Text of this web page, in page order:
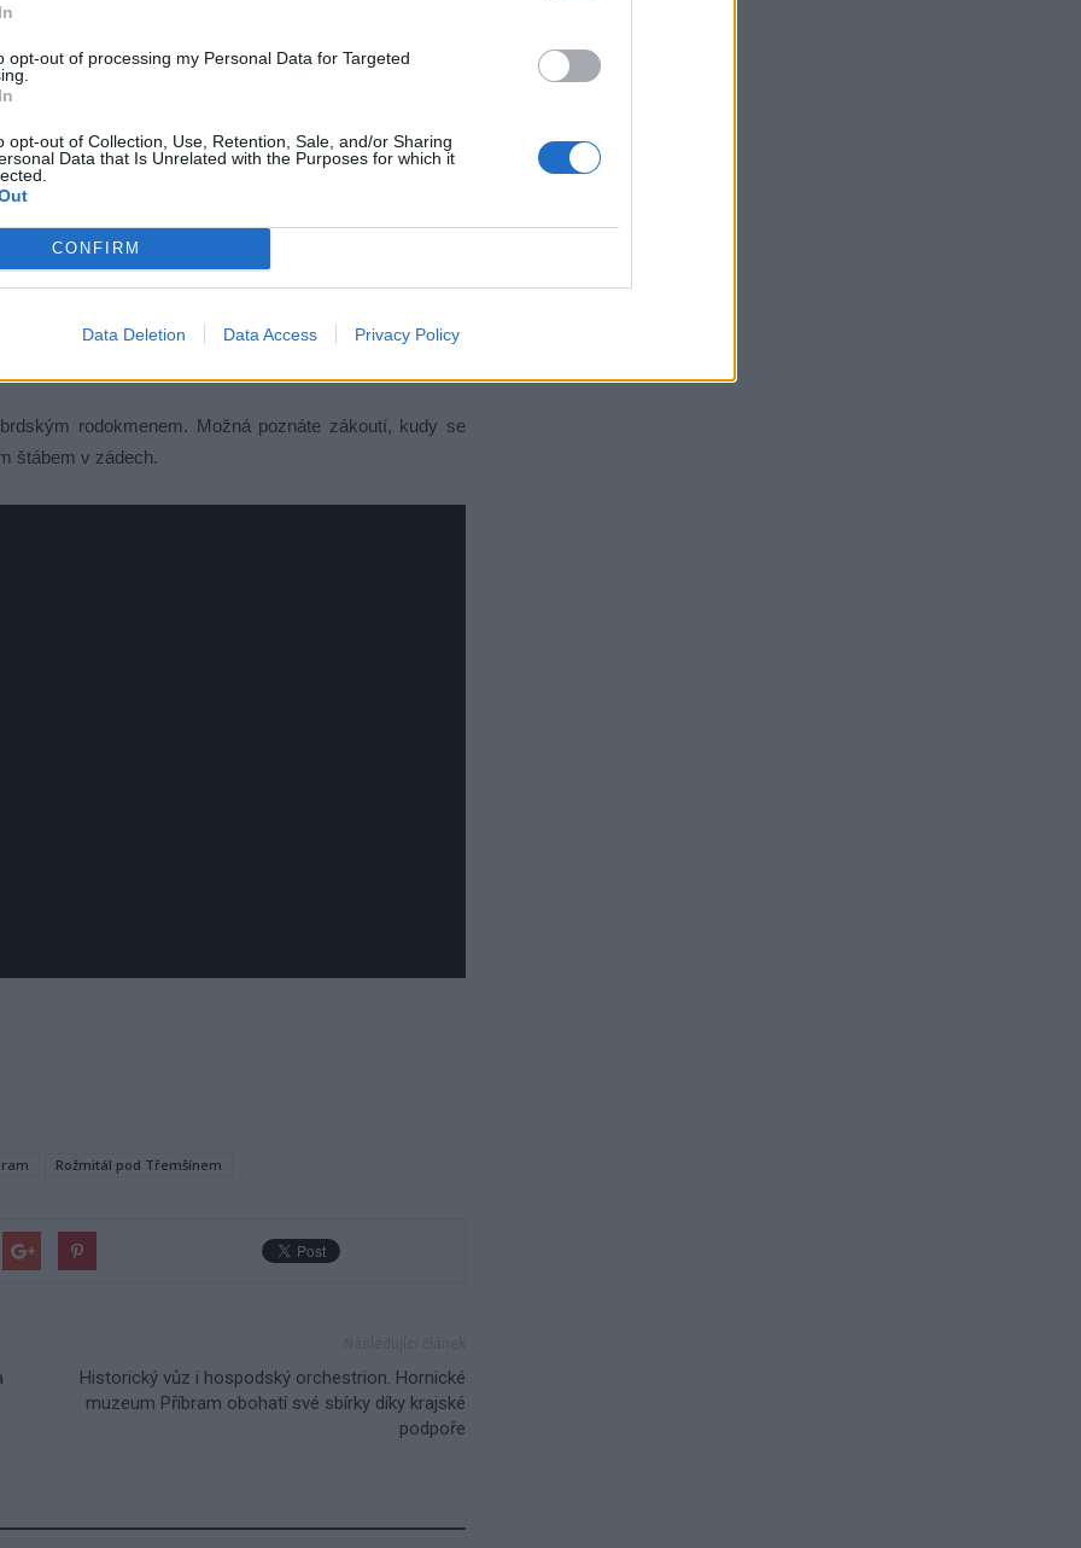
opt-out of processing my Personal Data for Targeted
opt-out of Collection, Use, Retention, Sale, and/or Sharing
Data that Is Unrelated with the Purposes for which it
CONFIRM
Data Deletion Data Access Privacy Policy
se diváci mohou těšit nejen na původní zvuk a české
v divadelním klubu má úplně jinou atmosféru než
pro film, jako je Nosferatu. A originální znění s titulky
“ říká Martin Machata, vedoucí příbramského kina.
a dalších „českých“ stopách filmu – návštěvníci
této temné novinky.
18.00. Vstupenky jsou k dispozici na pokladně divadla
je omezená.
rodokmenem. Možná poznáte zákoutí, kudy se
štábem v zádech.
Rožmitál pod Třemšínem
Historický vůz i hospodský orchestrion. Hornické
muzeum Příbram obohatí své sbírky díky krajské
podpoře